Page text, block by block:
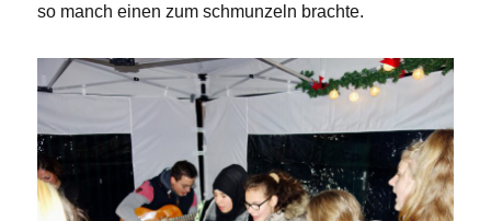
so manch einen zum schmunzeln brachte.